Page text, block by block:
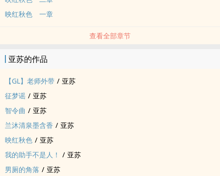
映红秋色 一章
查看全部章节
亚苏的作品
【GL】老师外带 / 亚苏
征梦谣 / 亚苏
智令曲 / 亚苏
兰沐清泉墨含香 / 亚苏
映红秋色 / 亚苏
我的助手不是人！ / 亚苏
男厕的角落 / 亚苏